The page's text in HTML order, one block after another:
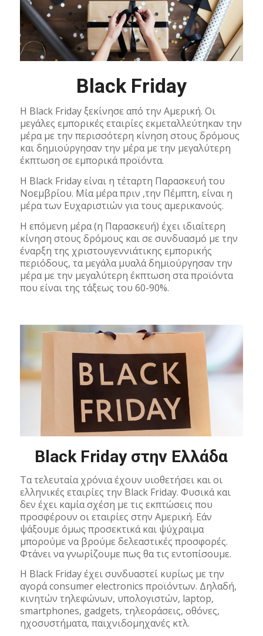
Black Friday
H Black Friday ξεκίνησε από την Αμερική. Οι
μεγάλες εμπορικές εταιρίες εκμεταλλεύτηκαν την
μέρα με την περισσότερη κίνηση στους δρόμους
και δημιούργησαν την μέρα με την μεγαλύτερη
έκπτωση σε εμπορικά προϊόντα.
Η Black Friday είναι η τέταρτη Παρασκευή του
Νοεμβρίου. Μία μέρα πριν ,την Πέμπτη, είναι η
μέρα των Ευχαριστιών για τους αμερικανούς.
Η επόμενη μέρα (η Παρασκευή) έχει ιδιαίτερη
κίνηση στους δρόμους και σε συνδυασμό με την
έναρξη της χριστουγεννιάτικης εμπορικής
περιόδους, τα μεγάλα μυαλά δημιούργησαν την
μέρα με την μεγαλύτερη έκπτωση στα προϊόντα
που είναι της τάξεως του 60-90%.
Black Friday στην Ελλάδα
Τα τελευταία χρόνια έχουν υιοθετήσει και οι
ελληνικές εταιρίες την Black Friday. Φυσικά και
δεν έχει καμία σχέση με τις εκπτώσεις που
προσφέρουν οι εταιρίες στην Αμερική. Εάν
ψάξουμε όμως προσεκτικά και ψύχραιμα
μπορούμε να βρούμε δελεαστικές προσφορές.
Φτάνει να γνωρίζουμε πως θα τις εντοπίσουμε.
Η Black Friday έχει συνδυαστεί κυρίως με την
αγορά consumer electronics προϊόντων. Δηλαδή,
κινητών τηλεφώνων, υπολογιστών, laptop,
smartphones, gadgets, τηλεοράσεις, οθόνες,
ηχοσυστήματα, παιχνιδομηχανές κτλ.